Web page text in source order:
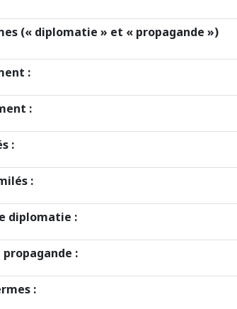
(« diplomatie » et « propagande »)
:
:
:
:
diplomatie :
:
: